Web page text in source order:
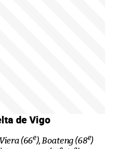
de Vigo
(66e), Boateng (68e)